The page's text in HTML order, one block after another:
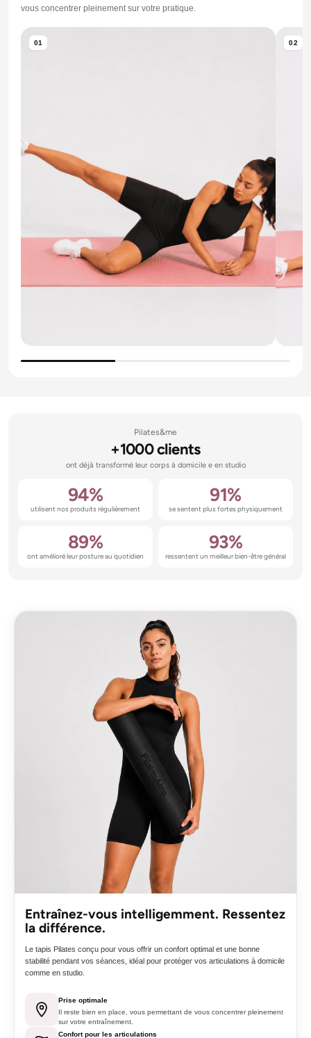
vous concentrer pleinement sur votre pratique.
01 02
Pilates&me
+1000 clients
ont déjà transformé leur corps à domicile e en studio
94%
utilisent nos produits régulièrement
91%
se sentent plus fortes physiquement
89%
ont amélioré leur posture au quotidien
93%
ressentent un meilleur bien-être général
Entraînez-vous intelligemment. Ressentez
la différence.
Le tapis Pilates conçu pour vous offrir un confort optimal et une bonne
stabilité pendant vos séances, idéal pour protéger vos articulations à domicile
comme en studio.
Prise optimale
Il reste bien en place, vous permettant de vous concentrer pleinement
sur votre entraînement.
Confort pour les articulations